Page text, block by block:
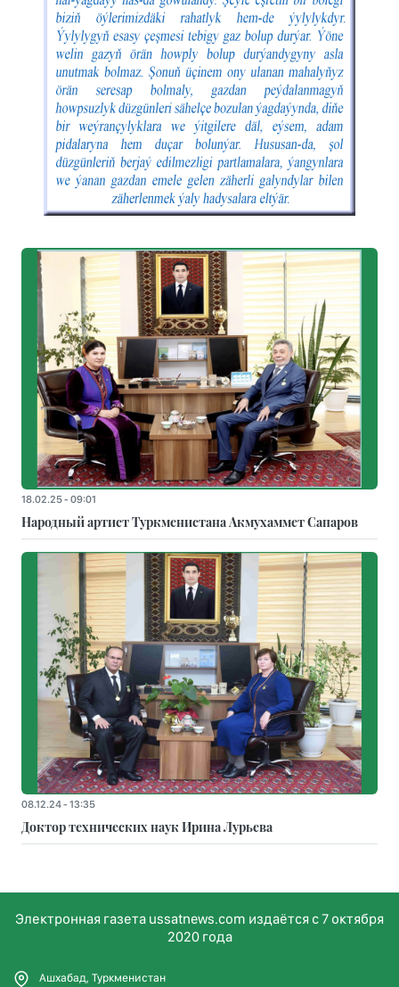
18.02.25 - 09:01
Народный артист Туркменистана Акмухаммет Сапаров
08.12.24 - 13:35
Доктор технических наук Ирина Лурьева
Электронная газета ussatnews.com издаётся с 7 октября
2020 года
Ашхабад, Туркменистан